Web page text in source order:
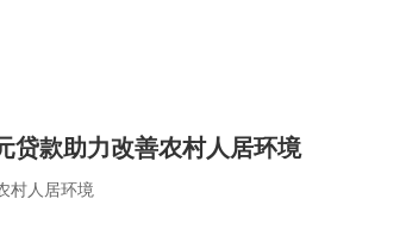
贷款助力改善农村人居环境
村人居环境